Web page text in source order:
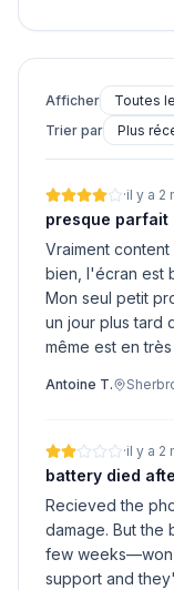
Afficher
Trier par
·il y a 2
presque parfait
Vraiment
bien, l'écran est
Mon seul petit
un jour plus tard
même est en
Antoine T.
·il y a 2
battery died
Recieved the
damage. But the
few
support and